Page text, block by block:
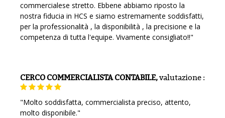
commercialese stretto. Ebbene abbiamo riposto la
nostra fiducia in HCS e siamo estremamente soddisfatti,
per la professionalità , la disponibilità , la precisione e la
competenza di tutta l'equipe. Vivamente consigliato!!"
CERCO COMMERCIALISTA CONTABILE,valutazione:
"Molto soddisfatta, commercialista preciso, attento,
molto disponibile."